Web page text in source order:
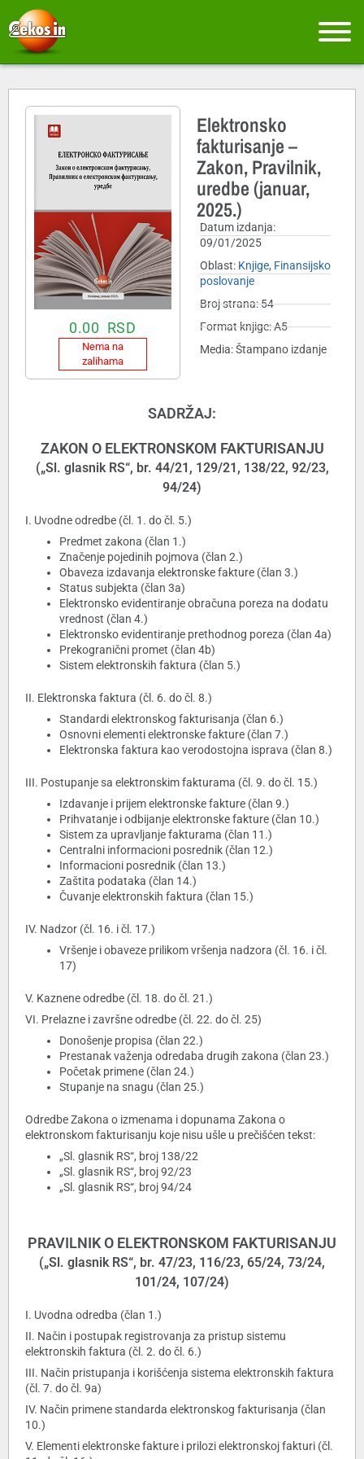
0.00 RSD
Nema na
zalihama
Elektronsko
fakturisanje –
Zakon, Pravilnik,
uredbe (januar,
2025.)
Datum izdanja:
09/01/2025
Oblast: Knjige, Finansijsko
poslovanje
Broj strana: 54
Format knjige: A5
Media: Štampano izdanje
SADRŽAJ:
ZAKON O ELEKTRONSKOM FAKTURISANJU
(„Sl. glasnik RS“, br. 44/21, 129/21, 138/22, 92/23,
94/24)
I. Uvodne odredbe (čl. 1. do čl. 5.)
Predmet zakona (član 1.)
Značenje pojedinih pojmova (član 2.)
Obaveza izdavanja elektronske fakture (član 3.)
Status subjekta (član 3a)
Elektronsko evidentiranje obračuna poreza na dodatu
vrednost (član 4.)
Elektronsko evidentiranje prethodnog poreza (član 4a)
Prekogranični promet (član 4b)
Sistem elektronskih faktura (član 5.)
II. Elektronska faktura (čl. 6. do čl. 8.)
Standardi elektronskog fakturisanja (član 6.)
Osnovni elementi elektronske fakture (član 7.)
Elektronska faktura kao verodostojna isprava (član 8.)
III. Postupanje sa elektronskim fakturama (čl. 9. do čl. 15.)
Izdavanje i prijem elektronske fakture (član 9.)
Prihvatanje i odbijanje elektronske fakture (član 10.)
Sistem za upravljanje fakturama (član 11.)
Centralni informacioni posrednik (član 12.)
Informacioni posrednik (član 13.)
Zaštita podataka (član 14.)
Čuvanje elektronskih faktura (član 15.)
IV. Nadzor (čl. 16. i čl. 17.)
Vršenje i obaveze prilikom vršenja nadzora (čl. 16. i čl.
17)
V. Kaznene odredbe (čl. 18. do čl. 21.)
VI. Prelazne i završne odredbe (čl. 22. do čl. 25)
Donošenje propisa (član 22.)
Prestanak važenja odredaba drugih zakona (član 23.)
Početak primene (član 24.)
Stupanje na snagu (član 25.)
Odredbe Zakona o izmenama i dopunama Zakona o
elektronskom fakturisanju koje nisu ušle u prečišćen tekst:
„Sl. glasnik RS“, broj 138/22
„Sl. glasnik RS“, broj 92/23
„Sl. glasnik RS“, broj 94/24
PRAVILNIK O ELEKTRONSKOM FAKTURISANJU
(„Sl. glasnik RS“, br. 47/23, 116/23, 65/24, 73/24,
101/24, 107/24)
I. Uvodna odredba (član 1.)
II. Način i postupak registrovanja za pristup sistemu
elektronskih faktura (čl. 2. do čl. 6.)
III. Način pristupanja i korišćenja sistema elektronskih faktura
(čl. 7. do čl. 9a)
IV. Način primene standarda elektronskog fakturisanja (član
10.)
V. Elementi elektronske fakture i prilozi elektronskoj fakturi (čl.